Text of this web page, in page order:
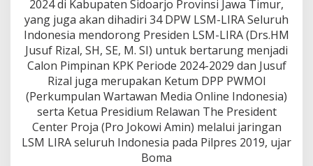
2024 di Kabupaten Sidoarjo Provinsi Jawa Timur,
yang juga akan dihadiri 34 DPW LSM-LIRA Seluruh
Indonesia mendorong Presiden LSM-LIRA (Drs.HM
Jusuf Rizal, SH, SE, M. SI) untuk bertarung menjadi
Calon Pimpinan KPK Periode 2024-2029 dan Jusuf
Rizal juga merupakan Ketum DPP PWMOI
(Perkumpulan Wartawan Media Online Indonesia)
serta Ketua Presidium Relawan The President
Center Proja (Pro Jokowi Amin) melalui jaringan
LSM LIRA seluruh Indonesia pada Pilpres 2019, ujar
Boma